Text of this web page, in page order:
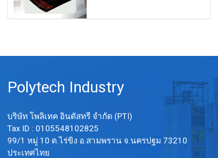
Polytech Industry
บริษัท โพลิเทค อินดัสทรี จำกัด (PTI)
Tax ID : 0105548102825
99/1 หมู่ 10 ต.ไร่ขิง อ.สามพราน จ.นครปฐม 73210
ประเทศไทย